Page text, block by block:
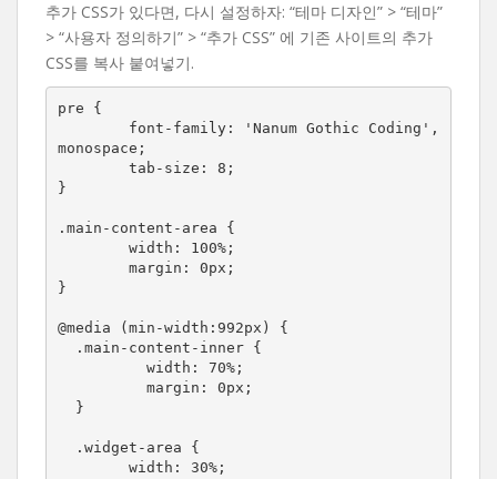
추가 CSS가 있다면, 다시 설정하자: “테마 디자인” > “테마”
> “사용자 정의하기” > “추가 CSS” 에 기존 사이트의 추가
CSS를 복사 붙여넣기.
pre {
monospace;
}
.main-content-area {
}
@media (min-width:992px) {